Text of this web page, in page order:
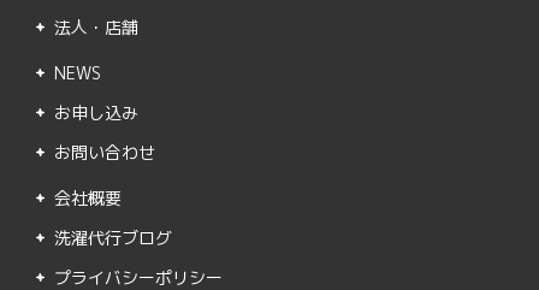
法人・店舗
NEWS
お申し込み
お問い合わせ
会社概要
洗濯代行ブログ
プライバシーポリシー